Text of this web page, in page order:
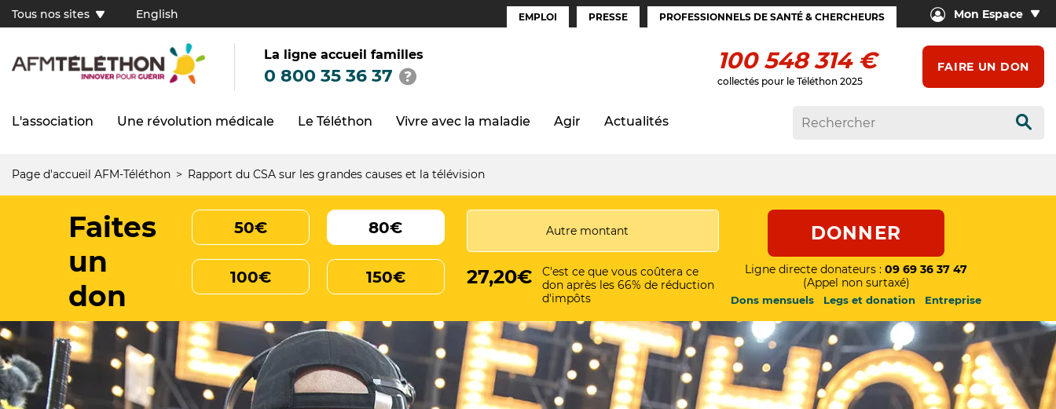
contenu
Tous
sites
(FR)
Tous nos sites English
Espaces
EMPLOI PRESSE PROFESSIONNELS DE SANTÉ & CHERCHEURS Mon Espace
La ligne accueil familles
0 800 35 36 37
100 548 314 €
collectés pour le Téléthon 2025
FAIRE UN DON
Navigation
L'association Une révolution médicale Le Téléthon Vivre avec la maladie Agir Actualités
Fil
d'Ariane
Page d'accueil AFM-Téléthon Rapport du CSA sur les grandes causes et la télévision
Faites
un
don
50€ 80€
100€ 150€ 27,20€
C'est ce que vous coûtera ce
don après les 66% de réduction
d'impôts
DONNER
Ligne directe donateurs : 09 69 36 37 47
(Appel non surtaxé)
Dons mensuels Legs et donation Entreprise